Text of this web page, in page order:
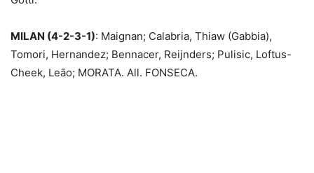
MILAN (4-2-3-1): Maignan; Calabria, Thiaw (Gabbia),
Tomori, Hernandez; Bennacer, Reijnders; Pulisic, Loftus-
Cheek, Leão; MORATA. All. FONSECA.